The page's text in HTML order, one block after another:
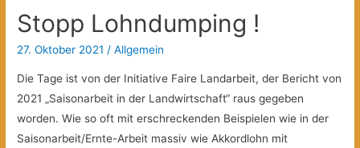
Stopp Lohndumping !
27. Oktober 2021 /Allgemein
Die Tage ist von der Initiative Faire Landarbeit, der Bericht von
2021 „Saisonarbeit in der Landwirtschaft“ raus gegeben
worden. Wie so oft mit erschreckenden Beispielen wie in der
Saisonarbeit/Ernte-Arbeit massiv wie Akkordlohn mit